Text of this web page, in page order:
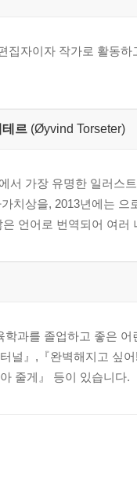
집자이자 작가로 활동
테르 (Øyvind Torseter)
서 가장 유명한 일러스
치상을, 2013년에는 으
언어로 번역되어 여러
학과를 졸업하고 좋은
터널』,『완벽해지고 싶
줄게』 등이 있습니다.